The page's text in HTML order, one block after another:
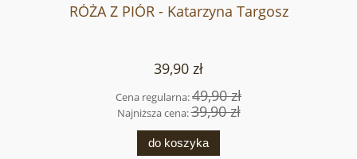
RÓŻA Z PIÓR - Katarzyna Targosz
39,90 zł
Cena regularna:49,90 zł
Najniższa cena:39,90 zł
do koszyka